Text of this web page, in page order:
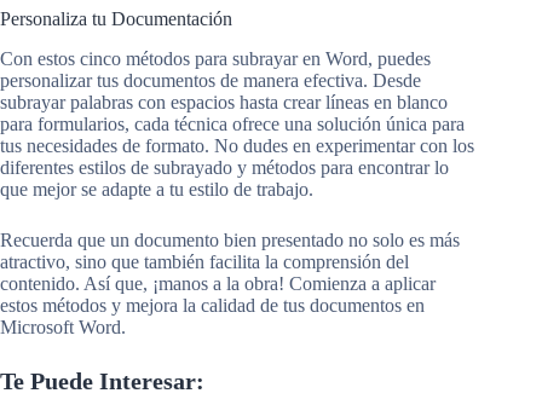
Personaliza tu Documentación
Con estos cinco métodos para subrayar en Word, puedes
personalizar tus documentos de manera efectiva. Desde
subrayar palabras con espacios hasta crear líneas en blanco
para formularios, cada técnica ofrece una solución única para
tus necesidades de formato. No dudes en experimentar con los
diferentes estilos de subrayado y métodos para encontrar lo
que mejor se adapte a tu estilo de trabajo.
Recuerda que un documento bien presentado no solo es más
atractivo, sino que también facilita la comprensión del
contenido. Así que, ¡manos a la obra! Comienza a aplicar
estos métodos y mejora la calidad de tus documentos en
Microsoft Word.
Te Puede Interesar: